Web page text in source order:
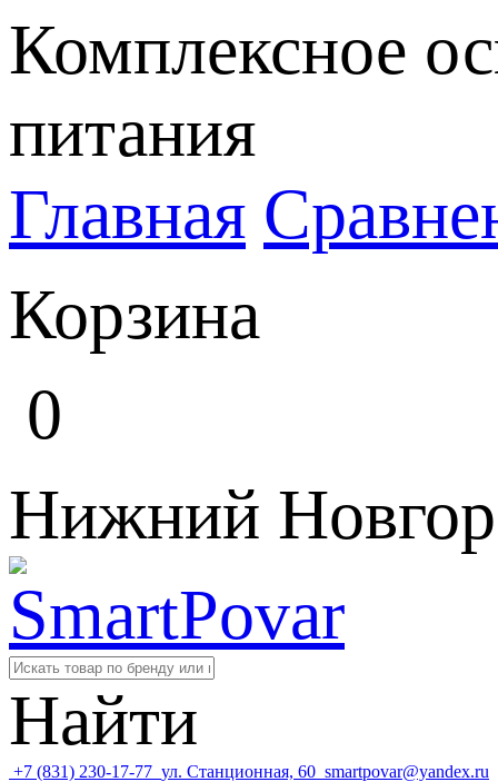
Комплексное
питания
Главная
Корзина
0
Нижний
Найти
+7 (831) 230-17-77 ул. Станционная, 60 smartpovar@yandex.ru